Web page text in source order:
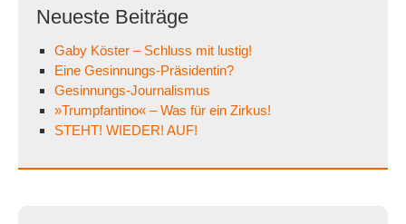
Neueste Beiträge
Gaby Köster – Schluss mit lustig!
Eine Gesinnungs-Präsidentin?
Gesinnungs-Journalismus
»Trumpfantino« – Was für ein Zirkus!
STEHT! WIEDER! AUF!